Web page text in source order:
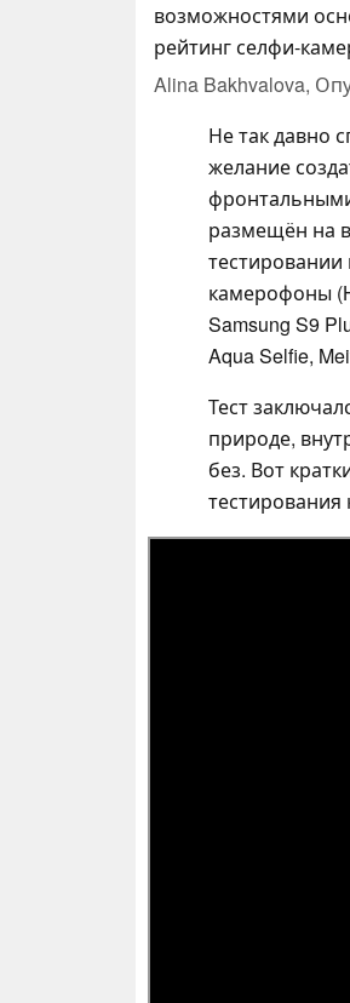
возможностями
рейтинг селфи-
Alina Bakhvalova,
Не так давно
желание
размещён на
тестировании
камерофоны
Samsung S9
Aqua Selfie,
Тест
природе,
без. Вот
тестирования